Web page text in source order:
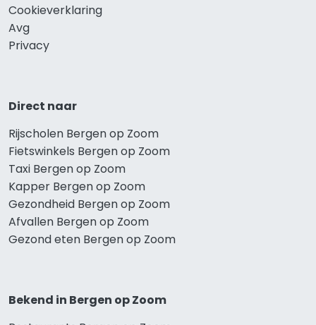
Cookieverklaring
Avg
Privacy
Direct naar
Rijscholen Bergen op Zoom
Fietswinkels Bergen op Zoom
Taxi Bergen op Zoom
Kapper Bergen op Zoom
Gezondheid Bergen op Zoom
Afvallen Bergen op Zoom
Gezond eten Bergen op Zoom
Bekend in Bergen op Zoom